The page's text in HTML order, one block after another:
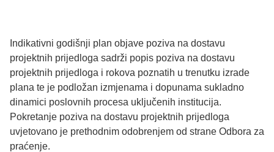
Indikativni godišnji plan objave poziva na dostavu
projektnih prijedloga sadrži popis poziva na dostavu
projektnih prijedloga i rokova poznatih u trenutku izrade
plana te je podložan izmjenama i dopunama sukladno
dinamici poslovnih procesa uključenih institucija.
Pokretanje poziva na dostavu projektnih prijedloga
uvjetovano je prethodnim odobrenjem od strane Odbora za
praćenje.